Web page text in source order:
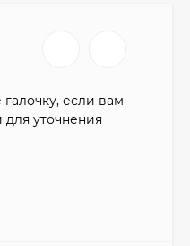
если вам
уточнения